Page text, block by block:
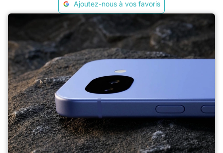
Ajoutez-nous à vos favoris